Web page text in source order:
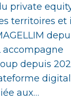
private
territoires et
accompagne
depuis
aux…